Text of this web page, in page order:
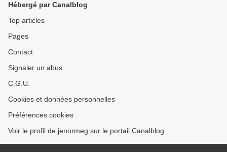
Hébergé par Canalblog
Top articles
Pages
Contact
Signaler un abus
C.G.U.
Cookies et données personnelles
Préférences cookies
Voir le profil de jenormeg sur le portail Canalblog